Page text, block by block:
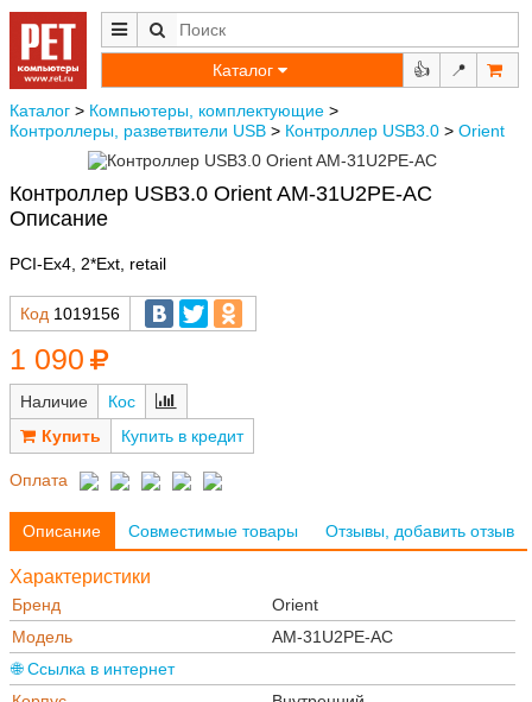
Каталог 👍 📍
Каталог > Компьютеры, комплектующие >
Контроллеры, разветвители USB > Контроллер USB3.0 > Orient
Контроллер USB3.0 Orient AM-31U2PE-AС
Описание
PCI-Ex4, 2*Ext, retail
Код 1019156
1 090
Наличие
Кос
Купить в кредит
Оплата
Описание Совместимые товары Отзывы, добавить отзыв
Характеристики
Бренд
Orient
Модель
AM-31U2PE-AС
🌐 Ссылка в интернет